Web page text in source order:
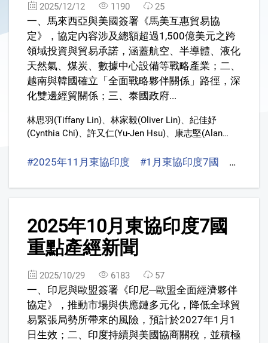
2025/12/12 1190 25
一、馬來西亞與美國簽署《馬美互惠貿易協
定》，協定內容涉及總額超過1,500億美元之跨
領域投資與貿易承諾，涵蓋航空、半導體、液化
天然氣、煤炭、數據中心設備等戰略產業；二、
越南與韓國確立「全面戰略夥伴關係」路徑，深
化雙邊經貿關係；三、泰國政府...
林思羽(Tiffany Lin) 林家毅(Oliver Lin)
紀佳妤
(Cynthia Chi)
許又仁(Yu-Jen Hsu)
康志堅(Alan
#2025年11月東協印度 #1月東協印度7國 #東協
2025年10月東協印度7國
重點產經新聞
2025/10/29 6183 57
一、印尼與歐盟簽署《印尼─歐盟全面經濟夥伴
協定》，推動市場與供應鏈多元化，降低全球貿
易緊張局勢所帶來的風險，預計於2027年1月1
日生效；二、印度持續與美國協商關稅，並積極